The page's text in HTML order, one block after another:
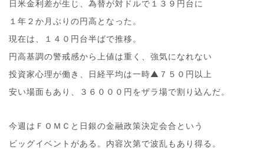
日米金利差が生じ、為替が対ドルで１３９円台に
１年２か月ぶりの円高となった。
現在は、１４０円台半ばで推移。
円高基調の警戒感から上値は重く、強気になれない
投資家心理が働き、日経平均は一時▲７５０円以上
安い場面もあり、３６０００円をザラ場で割り込んだ。
今週はＦＯＭＣと日銀の金融政策決定会合という
ビッグイベントがある。内容次第で波乱もあり得る。